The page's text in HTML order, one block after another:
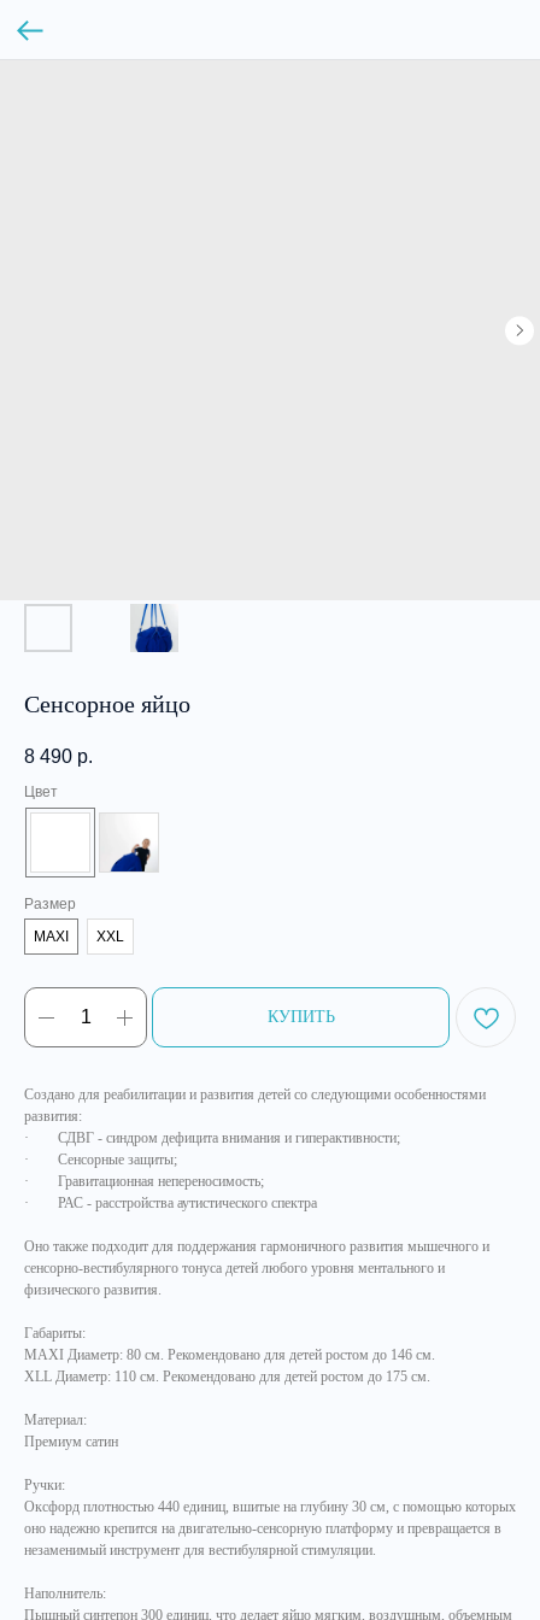
Сенсорное яйцо
8 490 р.
Цвет
Размер
MAXI
XXL
ㅤㅤㅤКУПИТЬㅤㅤㅤ
Создано для реабилитации и развития детей со следующими особенностями
развития:
· СДВГ - синдром дефицита внимания и гиперактивности;
· Сенсорные защиты;
· Гравитационная непереносимость;
· РАС - расстройства аутистического спектра
Оно также подходит для поддержания гармоничного развития мышечного и
сенсорно-вестибулярного тонуса детей любого уровня ментального и
физического развития.
Габариты:
MAXI Диаметр: 80 см. Рекомендовано для детей ростом до 146 см.
XLL Диаметр: 110 см. Рекомендовано для детей ростом до 175 см.
Материал:
Премиум сатин
Ручки:
Оксфорд плотностью 440 единиц, вшитые на глубину 30 см, с помощью которых
оно надежно крепится на двигательно-сенсорную платформу и превращается в
незаменимый инструмент для вестибулярной стимуляции.
Наполнитель:
Пышный синтепон 300 единиц, что делает яйцо мягким, воздушным, объемным